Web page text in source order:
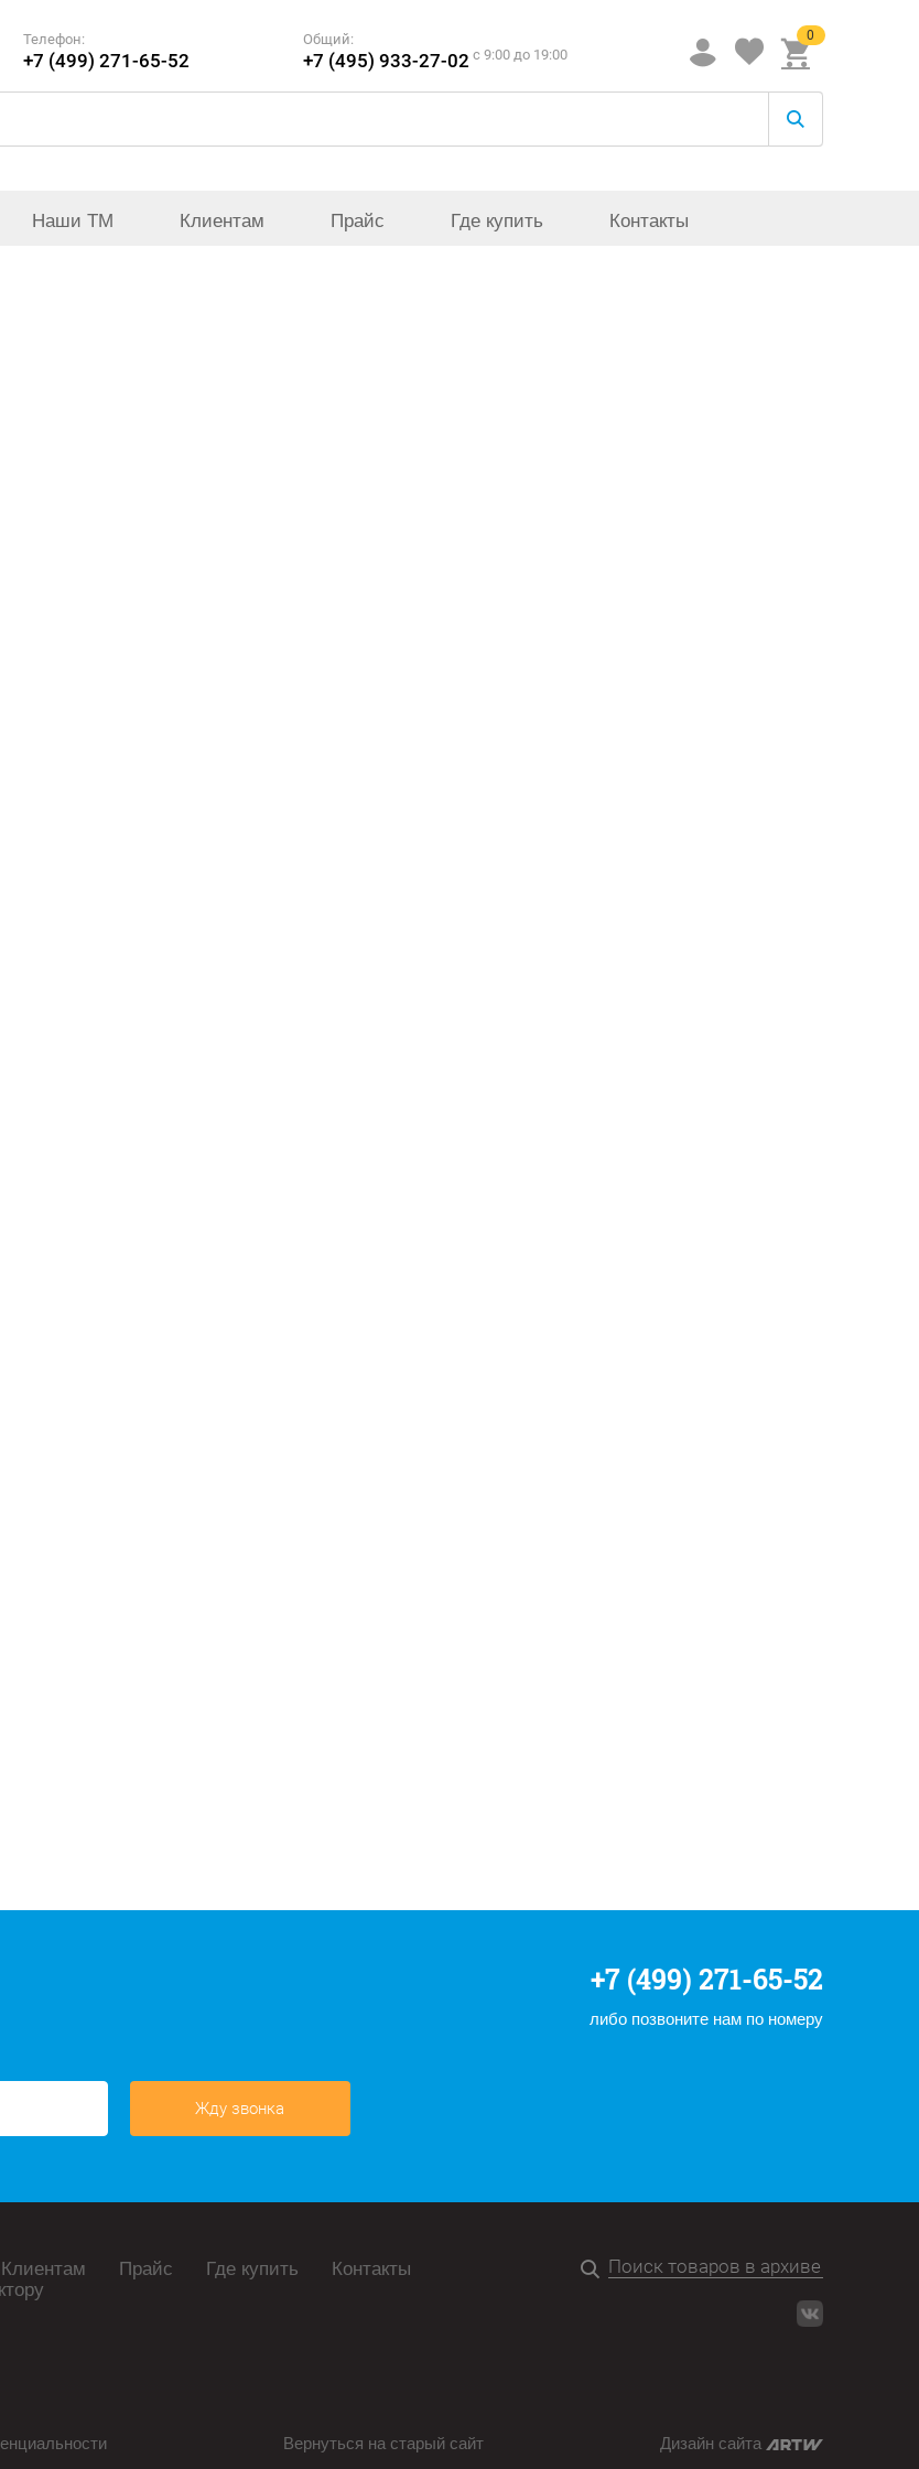
Телефон:
+7 (499) 271-65-52
Общий:
+7 (495) 933-27-02 c 9:00 до 19:00
0
Наши ТМ Клиентам Прайс Где купить Контакты
+7 (499) 271-65-52
либо позвоните нам по номеру
Жду звонка
Клиентам Прайс Где купить Контакты
Вернуться на старый сайт Дизайн сайта